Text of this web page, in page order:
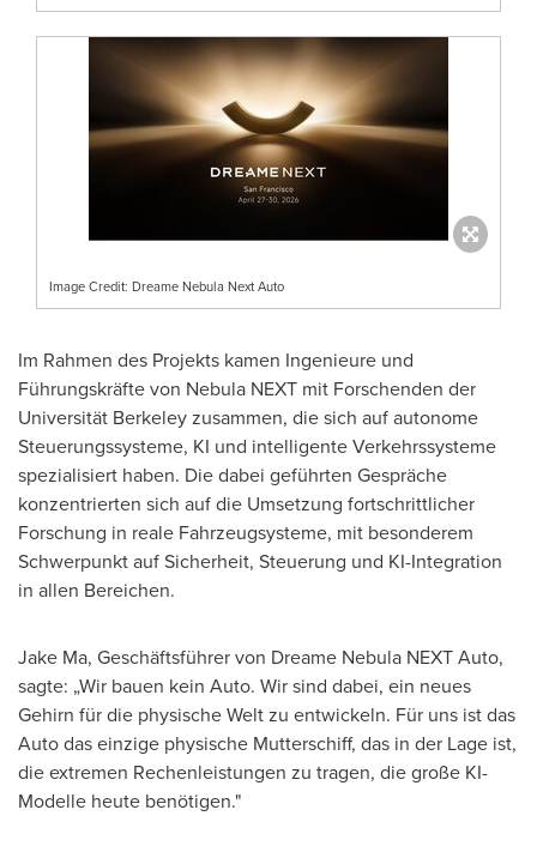
Image Credit: Dreame Nebula Next Auto
Im Rahmen des Projekts kamen Ingenieure und
Führungskräfte von Nebula NEXT mit Forschenden der
Universität Berkeley zusammen, die sich auf autonome
Steuerungssysteme, KI und intelligente Verkehrssysteme
spezialisiert haben. Die dabei geführten Gespräche
konzentrierten sich auf die Umsetzung fortschrittlicher
Forschung in reale Fahrzeugsysteme, mit besonderem
Schwerpunkt auf Sicherheit, Steuerung und KI-Integration
in allen Bereichen.
Jake Ma, Geschäftsführer von Dreame Nebula NEXT Auto,
sagte: „Wir bauen kein Auto. Wir sind dabei, ein neues
Gehirn für die physische Welt zu entwickeln. Für uns ist das
Auto das einzige physische Mutterschiff, das in der Lage ist,
die extremen Rechenleistungen zu tragen, die große KI-
Modelle heute benötigen."